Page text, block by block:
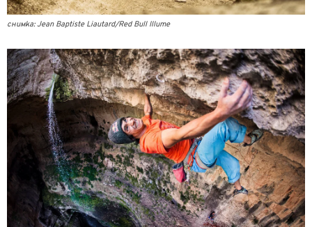
снимка: Jean Baptiste Liautard/Red Bull Illume